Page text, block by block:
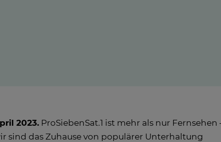
2023. ProSiebenSat.1 ist mehr als nur Fernsehen
sind das Zuhause von populärer Unterhaltung